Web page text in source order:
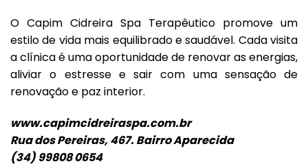
O Capim Cidreira Spa Terapêutico promove um
estilo de vida mais equilibrado e saudável. Cada visita
a clínica é uma oportunidade de renovar as energias,
aliviar o estresse e sair com uma sensação de
renovação e paz interior.
www.capimcidreiraspa.com.br
Rua dos Pereiras, 467. Bairro Aparecida
(34) 99808 0654